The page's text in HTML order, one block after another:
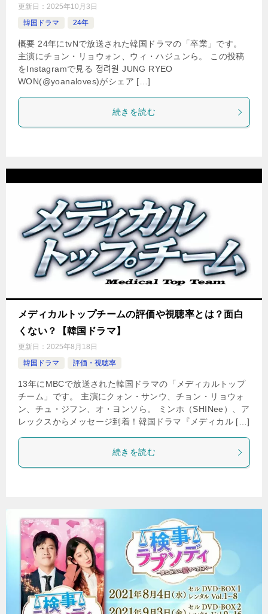
更新日： 2025年10月3日
韓国ドラマ
24年
概要 24年にtvNで放送された韓国ドラマの「卒業」です。
主演にチョン・リョウォン、ウィ・ハジュンら。 この投稿
をInstagramで見る 정려원 JUNG RYEO
WON(@yoanaloves)がシェア […]
続きを読む
メディカルトップチームの評価や視聴率とは？面白
くない？【韓国ドラマ】
更新日： 2025年8月18日
韓国ドラマ
評価・視聴率
13年にMBCで放送された韓国ドラマの「メディカルトップ
チーム」です。 主演にクォン・サンウ、チョン・リョウォ
ン、チュ・ジフン、オ・ヨンソら。 ミンホ（SHINee）、ア
レックスからメッセージ到着！韓国ドラマ『メディカル […]
続きを読む